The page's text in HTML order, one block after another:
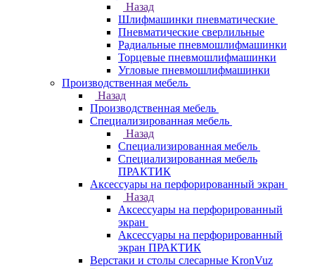
Назад
Шлифмашинки пневматические
Пневматические сверлильные
Радиальные пневмошлифмашинки
Торцевые пневмошлифмашинки
Угловые пневмошлифмашинки
Производственная мебель
Назад
Производственная мебель
Cпециализированная мебель
Назад
Cпециализированная мебель
Специализированная мебель
ПРАКТИК
Аксессуары на перфорированный экран
Назад
Аксессуары на перфорированный
экран
Аксессуары на перфорированный
экран ПРАКТИК
Верстаки и столы слесарные KronVuz